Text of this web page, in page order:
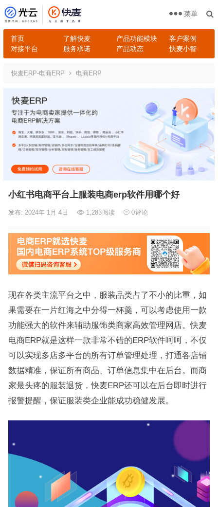
首页 了解快麦 产品功能模块
客户案例
对接平台
服务承诺 产品动态 快麦小智
菜单
快麦ERP-电商ERP 电商ERP
小红书电商平台上服装电商erp软件用哪个好
发布: 2024年 1月 4日 1,283阅读 0评论
现在各类主流平台之中，服装品类占了不小的比重，如
果需要在一片红海之中分得一杯羹，可以考虑使用一款
功能强大的软件来辅助服饰类商家高效管理网店。快麦
电商ERP就是这样一款非常不错的ERP软件呵呵，不仅
可以实现多店多平台的所有订单管理处理，打通各店铺
数据精准，保证所有商品、订单信息集中在后台。而商
家最头疼的服装退货，快麦ERP还可以在后台即时进行
报警提醒，保证服装类企业能成功稳健发展。